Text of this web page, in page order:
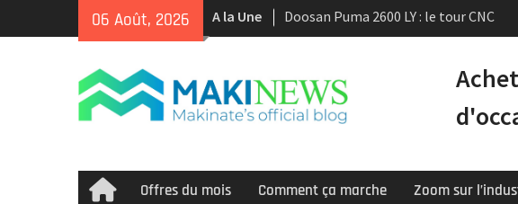
06 Août, 2026 A la Une
Tour CNC Doosan Puma TW2600M GL
d’occasion à vendre [VENDUE]
d’occasion récents équipés du
Smooth et de la technologie
multitâche
HomeOffres du mois Comment ça marche Zoom sur